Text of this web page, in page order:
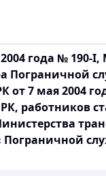
года № 190-I,
Пограничной
от 7 мая
работников